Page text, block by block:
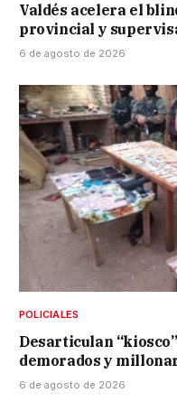
Valdés acelera el
provincial y
6 de agosto de 2026
POLICIALES
Desarticulan
demorados y
6 de agosto de 2026